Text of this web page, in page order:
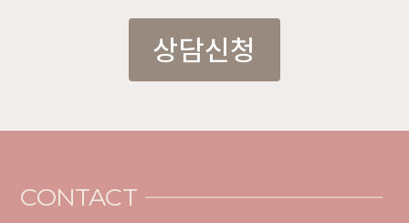
상담신청
CONTACT